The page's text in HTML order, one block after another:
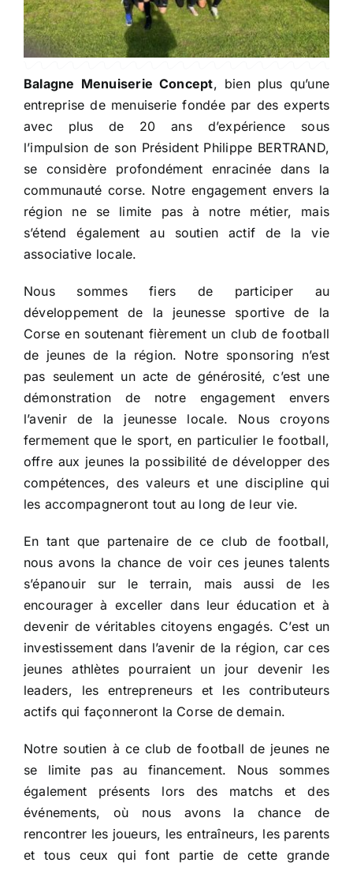
Balagne Menuiserie Concept, bien plus qu’une
entreprise de menuiserie fondée par des experts
avec plus de 20 ans d’expérience sous
l’impulsion de son Président Philippe BERTRAND,
se considère profondément enracinée dans la
communauté corse. Notre engagement envers la
région ne se limite pas à notre métier, mais
s’étend également au soutien actif de la vie
associative locale.
Nous sommes fiers de participer au
développement de la jeunesse sportive de la
Corse en soutenant fièrement un club de football
de jeunes de la région. Notre sponsoring n’est
pas seulement un acte de générosité, c’est une
démonstration de notre engagement envers
l’avenir de la jeunesse locale. Nous croyons
fermement que le sport, en particulier le football,
offre aux jeunes la possibilité de développer des
compétences, des valeurs et une discipline qui
les accompagneront tout au long de leur vie.
En tant que partenaire de ce club de football,
nous avons la chance de voir ces jeunes talents
s’épanouir sur le terrain, mais aussi de les
encourager à exceller dans leur éducation et à
devenir de véritables citoyens engagés. C’est un
investissement dans l’avenir de la région, car ces
jeunes athlètes pourraient un jour devenir les
leaders, les entrepreneurs et les contributeurs
actifs qui façonneront la Corse de demain.
Notre soutien à ce club de football de jeunes ne
se limite pas au financement. Nous sommes
également présents lors des matchs et des
événements, où nous avons la chance de
rencontrer les joueurs, les entraîneurs, les parents
et tous ceux qui font partie de cette grande